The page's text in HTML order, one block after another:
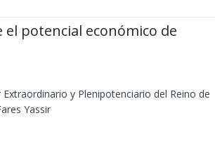
potencial económico de
y Plenipotenciario del Reino de
Yassir